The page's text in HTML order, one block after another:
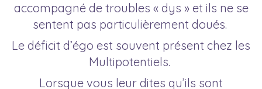
accompagné de troubles « dys » et ils ne se
sentent pas particulièrement doués.
Le déficit d’égo est souvent présent chez les
Multipotentiels.
Lorsque vous leur dites qu’ils sont